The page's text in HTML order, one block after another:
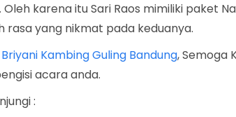
karena itu Sari Raos mimiliki paket
yang nikmat pada keduanya.
Kambing Guling Bandung, Semoga
acara anda.
: